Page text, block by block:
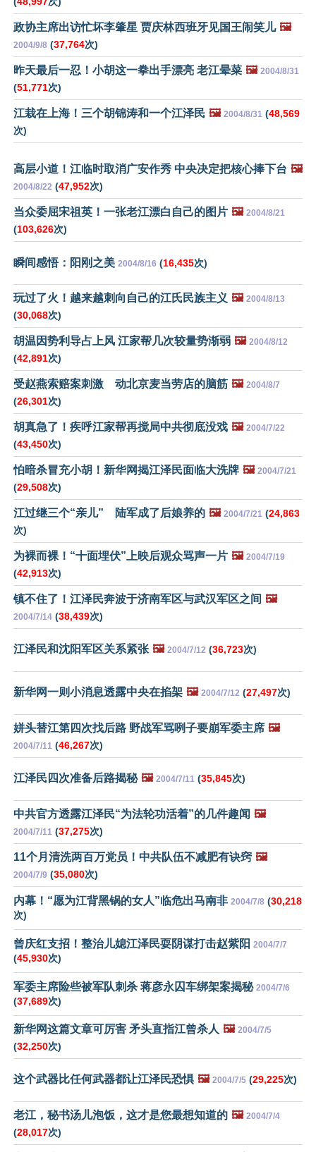
政协主席出访忙坏李肇星 贾庆林西班牙见国王闹笑儿 🖼️
2004/9/8 (37,764次)
昨天最后一忍！小胡这一拳出手漂亮 老江晕菜 🖼️ 2004/8/31
(51,771次)
江栽在上海！三个胡锦涛和一个江泽民 🖼️ 2004/8/31 (48,569
次)
高层小道！江临时取消广安作秀 中央决定把核心捧下台 🖼️
2004/8/22 (47,952次)
当众委屈宋祖英！一张老江漂白自己的图片 🖼️ 2004/8/21
(103,626次)
瞬间感悟：阳刚之美 2004/8/16 (16,435次)
玩过了火！越来越刺向自己的江氏民族主义 🖼️ 2004/8/13
(30,068次)
胡温因势利导占上风 江家帮几次较量势渐弱 🖼️ 2004/8/12
(42,891次)
受赵燕索赔案刺激 动北京麦当劳店的脑筋 🖼️ 2004/8/7
(26,301次)
胡真急了！疾呼江家帮再搅局中共彻底没戏 🖼️ 2004/7/22
(43,450次)
怕暗杀冒充小胡！新华网揭江泽民面临大洗牌 🖼️ 2004/7/21
(29,508次)
江过继三个“亲儿” 陆军成了后娘养的 🖼️ 2004/7/21 (24,863
次)
为裸而裸！“十面埋伏”上映后观众骂声一片 🖼️ 2004/7/19
(42,913次)
镇不住了！江泽民奔波于济南军区与武汉军区之间 🖼️
2004/7/14 (38,439次)
江泽民和沈阳军区关系紧张 🖼️ 2004/7/12 (36,723次)
新华网一则小消息透露中央在掐架 🖼️ 2004/7/12 (27,497次)
姘头替江第四次找后路 野战军骂咧子要崩军委主席 🖼️
2004/7/11 (46,267次)
江泽民四次准备后路揭秘 🖼️ 2004/7/11 (35,845次)
中共官方透露江泽民“为法轮功活着”的几件趣闻 🖼️
2004/7/11 (37,275次)
11个月清洗两百万党员！中共队伍不减肥有诀窍 🖼️
2004/7/9 (35,080次)
内幕！“愿为江背黑锅的女人”临危出马南非 2004/7/8 (30,218
次)
曾庆红支招！整治儿媳江泽民耍阴谋打击赵紫阳 2004/7/7
(45,930次)
军委主席险些被军队刺杀 蒋彦永囚车绑架案揭秘 2004/7/6
(37,689次)
新华网这篇文章可厉害 矛头直指江曾杀人 🖼️ 2004/7/5
(32,250次)
这个武器比任何武器都让江泽民恐惧 🖼️ 2004/7/5 (29,225次)
老江，秘书汤儿泡饭，这才是您最想知道的 🖼️ 2004/7/4
(28,017次)